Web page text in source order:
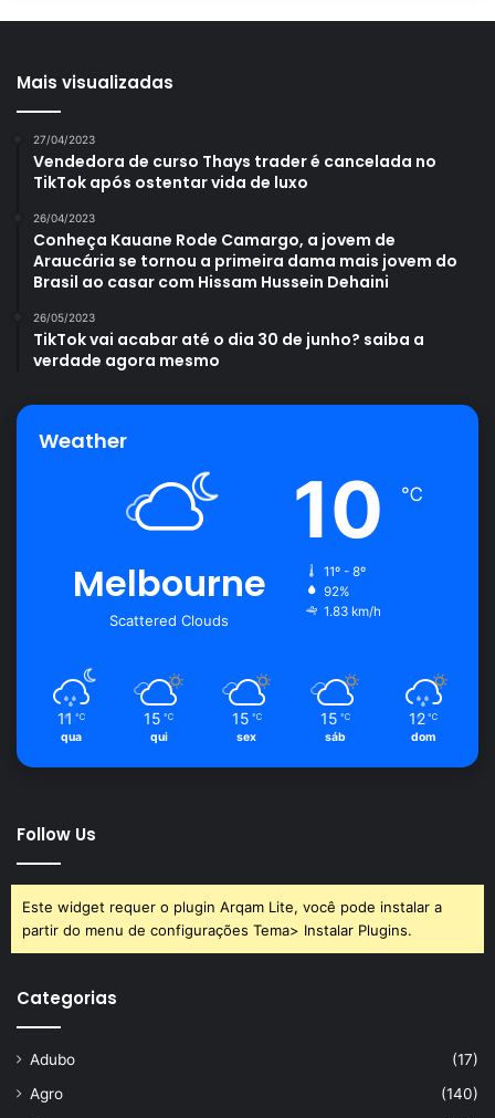
Mais visualizadas
27/04/2023
Vendedora de curso Thays trader é cancelada no
TikTok após ostentar vida de luxo
26/04/2023
Conheça Kauane Rode Camargo, a jovem de
Araucária se tornou a primeira dama mais jovem do
Brasil ao casar com Hissam Hussein Dehaini
26/05/2023
TikTok vai acabar até o dia 30 de junho? saiba a
verdade agora mesmo
Weather
Melbourne
Scattered Clouds
10 ℃
11º - 8º
92%
1.83 km/h
11 ℃
qua
15 ℃
qui
15 ℃
sex
15 ℃
sáb
12 ℃
dom
Follow Us
Este widget requer o plugin Arqam Lite, você pode instalar a
partir do menu de configurações Tema> Instalar Plugins.
Categorias
Adubo
(17)
Agro
(140)